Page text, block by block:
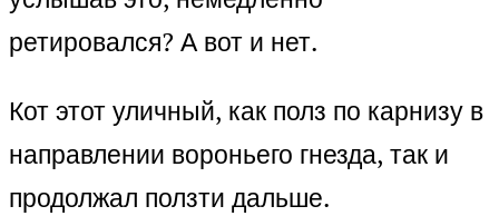
ретировался? А вот и нет.
Кот этот уличный, как полз по карнизу в
направлении вороньего гнезда, так и
продолжал ползти дальше.